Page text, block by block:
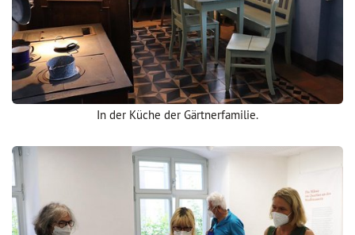
In der Küche der Gärtnerfamilie.